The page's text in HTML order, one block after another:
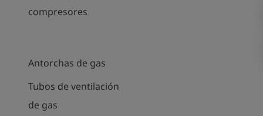
compresores
Antorchas de gas
Tubos de ventilación
de gas